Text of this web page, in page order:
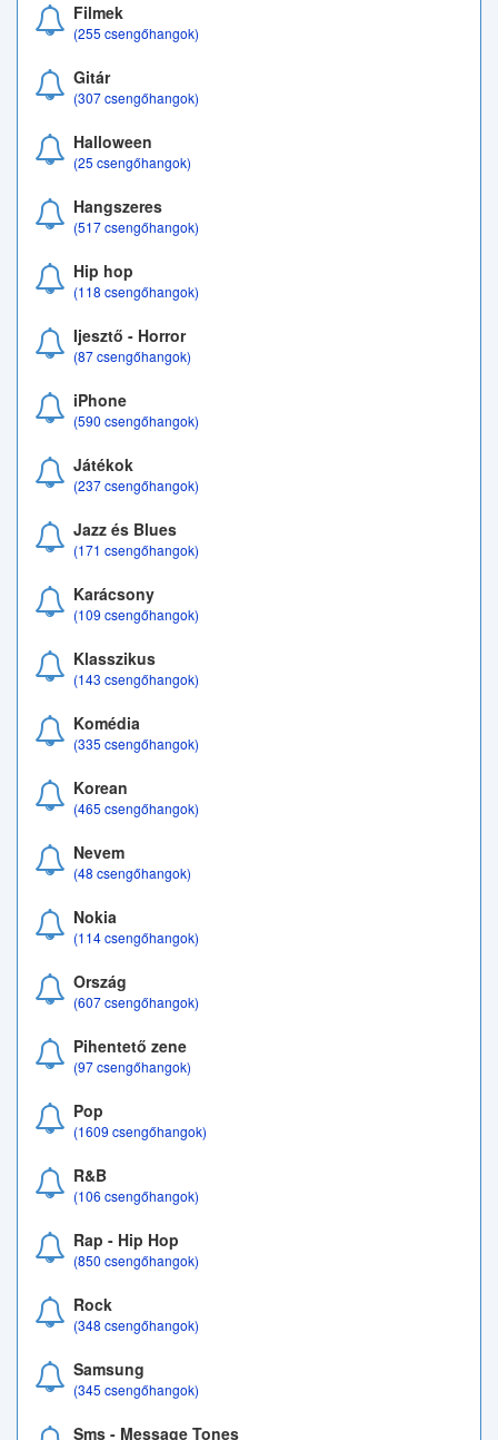
Filmek
(255 csengőhangok)
Gitár
(307 csengőhangok)
Halloween
(25 csengőhangok)
Hangszeres
(517 csengőhangok)
Hip hop
(118 csengőhangok)
Ijesztő - Horror
(87 csengőhangok)
iPhone
(590 csengőhangok)
Játékok
(237 csengőhangok)
Jazz és Blues
(171 csengőhangok)
Karácsony
(109 csengőhangok)
Klasszikus
(143 csengőhangok)
Komédia
(335 csengőhangok)
Korean
(465 csengőhangok)
Nevem
(48 csengőhangok)
Nokia
(114 csengőhangok)
Ország
(607 csengőhangok)
Pihentető zene
(97 csengőhangok)
Pop
(1609 csengőhangok)
R&B
(106 csengőhangok)
Rap - Hip Hop
(850 csengőhangok)
Rock
(348 csengőhangok)
Samsung
(345 csengőhangok)
Sms - Message Tones